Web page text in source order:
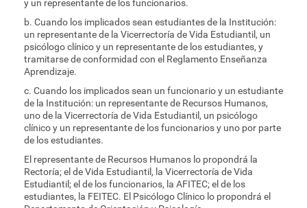
y un representante de los funcionarios.
b. Cuando los implicados sean estudiantes de la Institución:
un representante de la Vicerrectoría de Vida Estudiantil, un
psicólogo clínico y un representante de los estudiantes, y
tramitarse de conformidad con el Reglamento Enseñanza
Aprendizaje.
c. Cuando los implicados sean un funcionario y un estudiante
de la Institución: un representante de Recursos Humanos,
uno de la Vicerrectoría de Vida Estudiantil, un psicólogo
clínico y un representante de los funcionarios y uno por parte
de los estudiantes.
El representante de Recursos Humanos lo propondrá la
Rectoría; el de Vida Estudiantil, la Vicerrectoría de Vida
Estudiantil; el de los funcionarios, la AFITEC; el de los
estudiantes, la FEITEC. El Psicólogo Clínico lo propondrá el